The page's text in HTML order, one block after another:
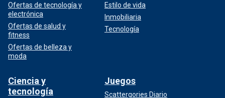
Ofertas de tecnología y
electrónica
Ofertas de salud y
fitness
Ofertas de belleza y
moda
Estilo de vida
Inmobiliaria
Tecnología
Ciencia y
tecnología
Juegos
Scattergories Diario